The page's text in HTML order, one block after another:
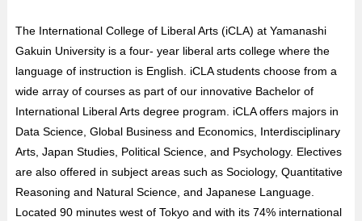
The International College of Liberal Arts (iCLA) at Yamanashi
Gakuin University is a four- year liberal arts college where the
language of instruction is English. iCLA students choose from a
wide array of courses as part of our innovative Bachelor of
International Liberal Arts degree program. iCLA offers majors in
Data Science, Global Business and Economics, Interdisciplinary
Arts, Japan Studies, Political Science, and Psychology. Electives
are also offered in subject areas such as Sociology, Quantitative
Reasoning and Natural Science, and Japanese Language.
Located 90 minutes west of Tokyo and with its 74% international